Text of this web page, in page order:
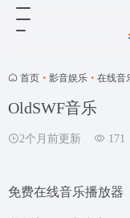
首页 • 影音娱乐 • 在线音
OldSWF音乐
2个月前更新 171
免费在线音乐播放器